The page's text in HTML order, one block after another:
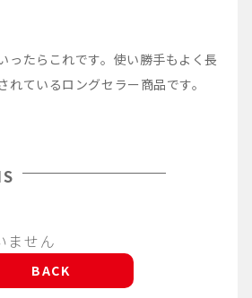
ったらこれです。使い勝手もよく長
れているロングセラー商品です。
ません
BACK